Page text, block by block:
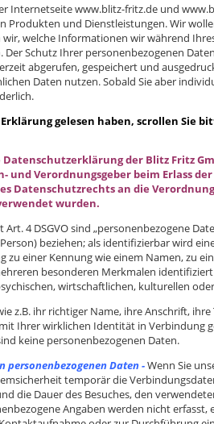
Internetseite www.blitz-fritz.de und
Produkten und Dienstleistungen. Wir
welche Informationen wir während
Der Schutz Ihrer personenbezogenen
abgerufen, gespeichert und
Daten nutzen. Sobald Sie aber
gelesen haben, scrollen Sie
Datenschutzerklärung der Blitz Fritz
und Verordnungsgeber beim Erlass
Datenschutzrechts an die
verwendet wurden.
Art. 4 DSGVO sind „personenbezogene
beziehen; als identifizierbar wird
zu einer Kennung wie einem Namen, zu
besonderen Merkmalen
wirtschaftlichen, kulturellen
z.B. ihr richtiger Name, ihre Anschrift,
Ihrer wirklichen Identität in Verbindung
keine personenbezogenen Daten.
personenbezogenen Daten -Wenn Sie
temporär die
die Dauer des Besuches, den
Angaben werden nicht